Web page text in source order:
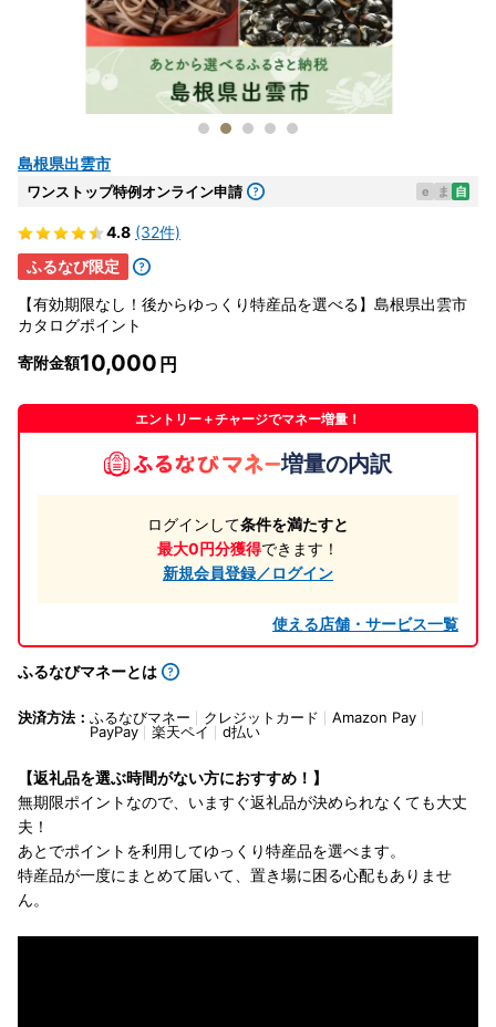
島根県出雲市
ワンストップ特例オンライン申請 e ま 自
4.8 (32件)
ふるなび限定
【有効期限なし！後からゆっくり特産品を選べる】島根県出雲市
カタログポイント
寄附金額10,000
エントリー＋チャージでマネー増量！
増量の内訳
ログインして条件を満たすと
最大0円分獲得できます！
新規会員登録／ログイン
使える店舗・サービス一覧
ふるなびマネーとは
決済方法： ふるなびマネー クレジットカード
Amazon Pay
PayPay
楽天ペイ d払い
【返礼品を選ぶ時間がない方におすすめ！】
無期限ポイントなので、いますぐ返礼品が決められなくても大丈
夫！
あとでポイントを利用してゆっくり特産品を選べます。
特産品が一度にまとめて届いて、置き場に困る心配もありませ
ん。